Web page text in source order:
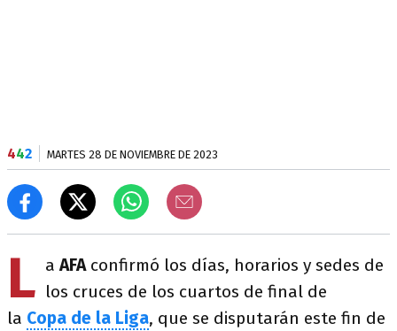
442 MARTES 28 DE NOVIEMBRE DE 2023
L aAFAconfirmó los días, horarios y sedes de
los cruces de los cuartos de final de
la Copa de la Liga, que se disputarán este fin de